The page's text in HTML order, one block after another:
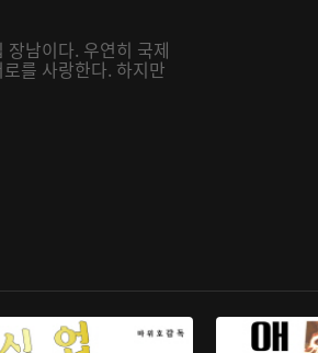
남이다. 우연히 국제
를 사랑한다. 하지만